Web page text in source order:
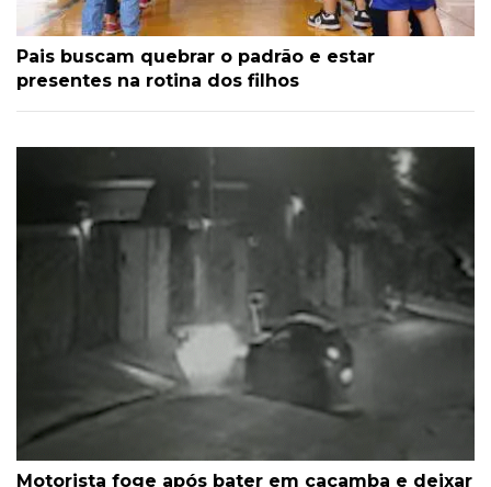
Pais buscam quebrar o padrão e estar
presentes na rotina dos filhos
Motorista foge após bater em caçamba e deixar